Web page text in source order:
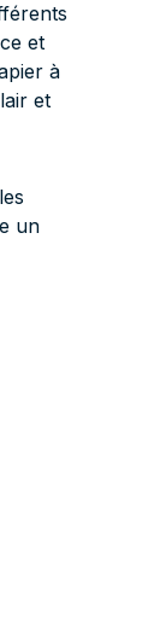
et
à
et
un